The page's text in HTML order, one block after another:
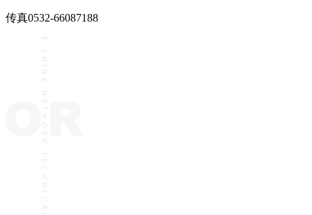
传真0532-66087188